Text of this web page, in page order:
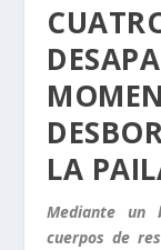
LA
Mediante un
cuerpos de